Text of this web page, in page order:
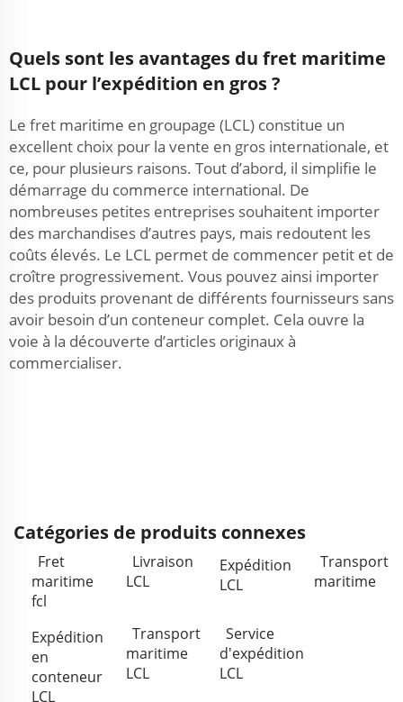
Quels sont les avantages du fret maritime
LCL pour l’expédition en gros ?
Le fret maritime en groupage (LCL) constitue un
excellent choix pour la vente en gros internationale, et
ce, pour plusieurs raisons. Tout d’abord, il simplifie le
démarrage du commerce international. De
nombreuses petites entreprises souhaitent importer
des marchandises d’autres pays, mais redoutent les
coûts élevés. Le LCL permet de commencer petit et de
croître progressivement. Vous pouvez ainsi importer
des produits provenant de différents fournisseurs sans
avoir besoin d’un conteneur complet. Cela ouvre la
voie à la découverte d’articles originaux à
commercialiser.
Catégories de produits connexes
Fret
maritime
fcl
Livraison
LCL
Expédition
LCL
Transport
maritime
Expédition
en
conteneur
LCL
Transport
maritime
LCL
Service
d'expédition
LCL